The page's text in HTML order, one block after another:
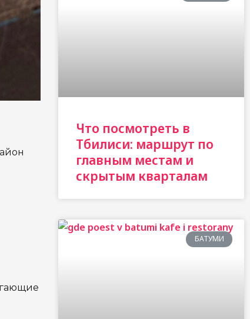
Что посмотреть в
Тбилиси: маршрут по
главным местам и
скрытым кварталам
БАТУМИ